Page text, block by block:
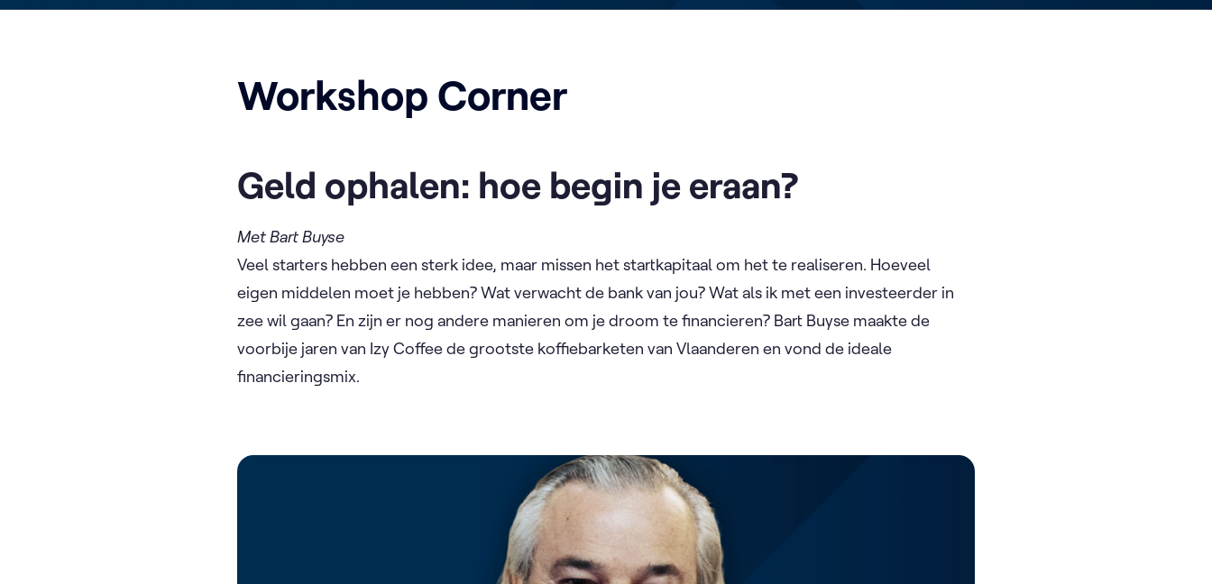
Workshop Corner
Geld ophalen: hoe begin je eraan?
Met Bart Buyse
Veel starters hebben een sterk idee, maar missen het startkapitaal om het te realiseren. Hoeveel
eigen middelen moet je hebben? Wat verwacht de bank van jou? Wat als ik met een investeerder in
zee wil gaan? En zijn er nog andere manieren om je droom te financieren? Bart Buyse maakte de
voorbije jaren van Izy Coffee de grootste koffiebarketen van Vlaanderen en vond de ideale
financieringsmix.